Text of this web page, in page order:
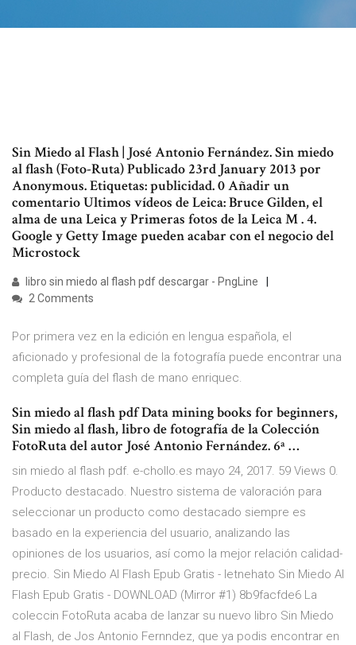
Sin Miedo al Flash | José Antonio Fernández. Sin miedo
al flash (Foto-Ruta) Publicado 23rd January 2013 por
Anonymous. Etiquetas: publicidad. 0 Añadir un
comentario Ultimos vídeos de Leica: Bruce Gilden, el
alma de una Leica y Primeras fotos de la Leica M . 4.
Google y Getty Image pueden acabar con el negocio del
Microstock
libro sin miedo al flash pdf descargar - PngLine
2 Comments
Por primera vez en la edición en lengua española, el
aficionado y profesional de la fotografía puede encontrar una
completa guía del flash de mano enriquec.
Sin miedo al flash pdf Data mining books for beginners,
Sin miedo al flash, libro de fotografía de la Colección
FotoRuta del autor José Antonio Fernández. 6ª …
sin miedo al flash pdf. e-chollo.es mayo 24, 2017. 59 Views 0.
Producto destacado. Nuestro sistema de valoración para
seleccionar un producto como destacado siempre es
basado en la experiencia del usuario, analizando las
opiniones de los usuarios, así como la mejor relación calidad-
precio. Sin Miedo Al Flash Epub Gratis - letnehato Sin Miedo Al
Flash Epub Gratis - DOWNLOAD (Mirror #1) 8b9facfde6 La
coleccin FotoRuta acaba de lanzar su nuevo libro Sin Miedo
al Flash, de Jos Antonio Fernndez, que ya podis encontrar en